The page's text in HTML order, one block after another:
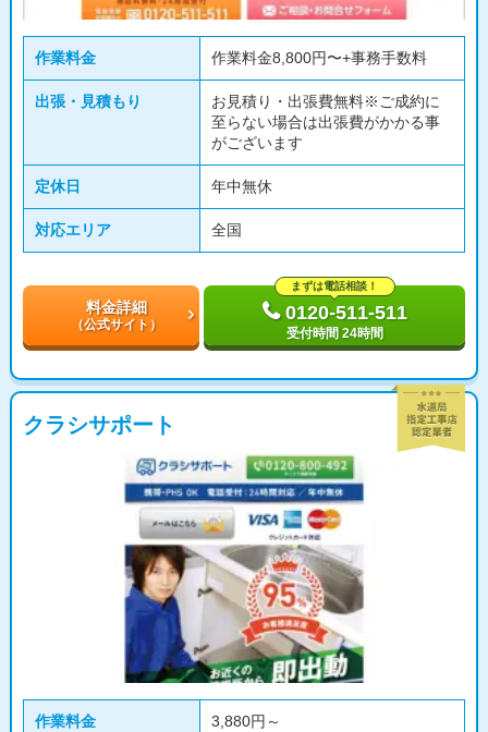
作業料金 作業料金8,800円〜+事務手数料
出張・見積もり
お見積り・出張費無料※ご成約に
至らない場合は出張費がかかる事
がございます
定休日 年中無休
対応エリア 全国
料金詳細
（公式サイト）
まずは電話相談！
0120-511-511
受付時間 24時間
クラシサポート
作業料金 3,880円～